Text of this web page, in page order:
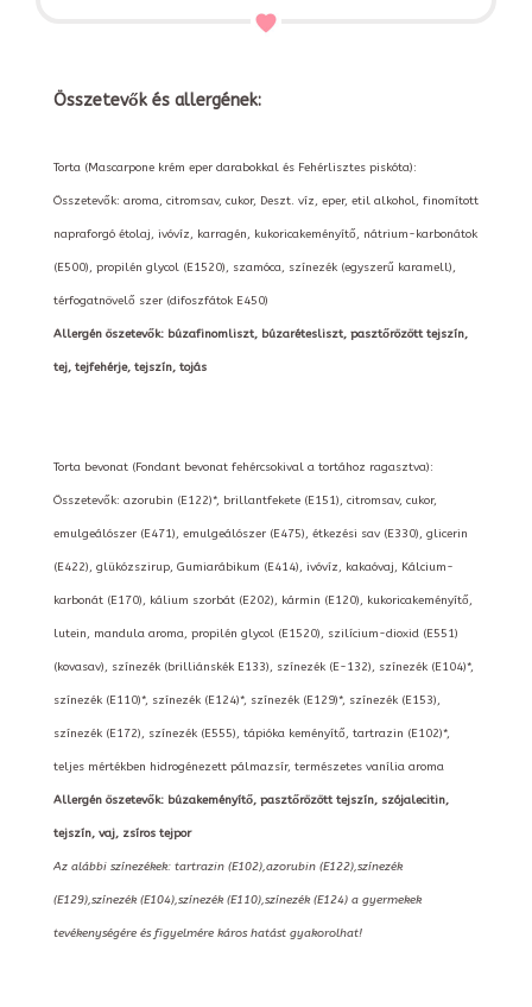
Összetevők és allergének:
Torta (Mascarpone krém eper darabokkal és Fehérlisztes piskóta):
Összetevők: aroma, citromsav, cukor, Deszt. víz, eper, etil alkohol, finomított
napraforgó étolaj, ivóvíz, karragén, kukoricakeményítő, nátrium-karbonátok
(E500), propilén glycol (E1520), szamóca, színezék (egyszerű karamell),
térfogatnövelő szer (difoszfátok E450)
Allergén öszetevők: búzafinomliszt, búzarétesliszt, pasztőrözött tejszín,
tej, tejfehérje, tejszín, tojás
Torta bevonat (Fondant bevonat fehércsokival a tortához ragasztva):
Összetevők: azorubin (E122)*, brillantfekete (E151), citromsav, cukor,
emulgeálószer (E471), emulgeálószer (E475), étkezési sav (E330), glicerin
(E422), glükózszirup, Gumiarábikum (E414), ivóvíz, kakaóvaj, Kálcium-
karbonát (E170), kálium szorbát (E202), kármin (E120), kukoricakeményítő,
lutein, mandula aroma, propilén glycol (E1520), szilícium-dioxid (E551)
(kovasav), színezék (brilliánskék E133), színezék (E-132), színezék (E104)*,
színezék (E110)*, színezék (E124)*, színezék (E129)*, színezék (E153),
színezék (E172), színezék (E555), tápióka keményítő, tartrazin (E102)*,
teljes mértékben hidrogénezett pálmazsír, természetes vanília aroma
Allergén öszetevők: búzakeményítő, pasztőrözött tejszín, szójalecitin,
tejszín, vaj, zsíros tejpor
Az alábbi színezékek: tartrazin (E102),azorubin (E122),színezék
(E129),színezék (E104),színezék (E110),színezék (E124) a gyermekek
tevékenységére és figyelmére káros hatást gyakorolhat!